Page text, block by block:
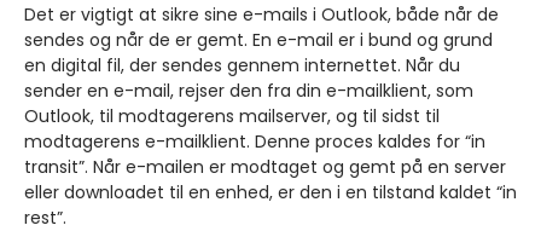
Det er vigtigt at sikre sine e-mails i Outlook, både når de
sendes og når de er gemt. En e-mail er i bund og grund
en digital fil, der sendes gennem internettet. Når du
sender en e-mail, rejser den fra din e-mailklient, som
Outlook, til modtagerens mailserver, og til sidst til
modtagerens e-mailklient. Denne proces kaldes for “in
transit”. Når e-mailen er modtaget og gemt på en server
eller downloadet til en enhed, er den i en tilstand kaldet “in
rest”.